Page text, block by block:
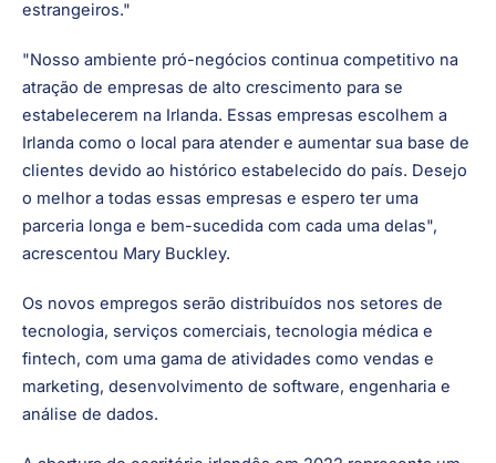
Particularmente, saúdo a dispersão local desses
disponibilidade de talentos e o equilíbrio atraente entre
vida profissional e pessoal repercutem nos investidores
estrangeiros."
"Nosso ambiente pró-negócios continua competitivo na
atração de empresas de alto crescimento para se
estabelecerem na Irlanda. Essas empresas escolhem a
Irlanda como o local para atender e aumentar sua base de
o melhor a todas essas empresas e espero ter uma
parceria longa e bem-sucedida com cada uma delas",
acrescentou Mary Buckley.
Os novos empregos serão distribuídos nos setores de